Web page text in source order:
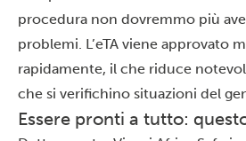
procedura non dovremmo più
problemi. L’eTA viene approvato
rapidamente, il che riduce
che si verifichino situazioni del
Essere pronti a tutto: